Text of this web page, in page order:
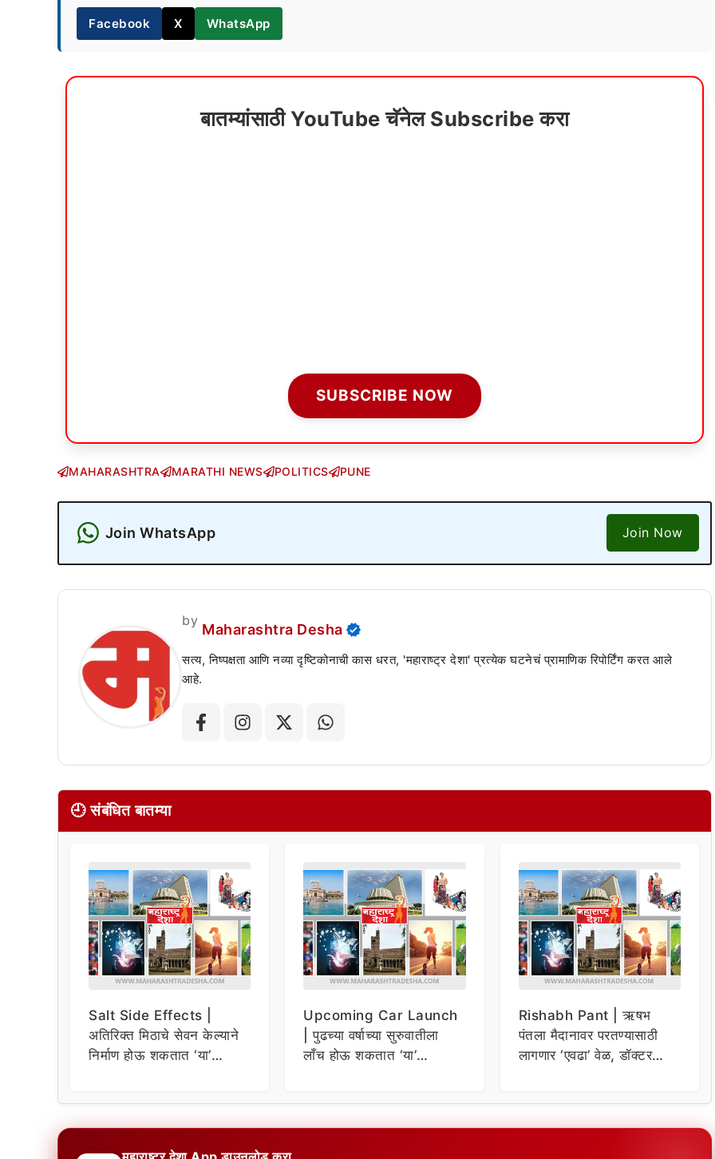
Facebook X WhatsApp
बातम्यांसाठी YouTube चॅनेल Subscribe करा
SUBSCRIBE NOW
MAHARASHTRA MARATHI NEWS POLITICS PUNE
Join WhatsApp Join Now
by
Maharashtra Desha
सत्य, निष्पक्षता आणि नव्या दृष्टिकोनाची कास धरत, 'महाराष्ट्र देशा' प्रत्येक घटनेचं प्रामाणिक रिपोर्टिंग करत आले
आहे.
🕘 संबंधित बातम्या
Salt Side Effects |
अतिरिक्त मिठाचे सेवन केल्याने
निर्माण होऊ शकतात ‘या’
Upcoming Car Launch
| पुढच्या वर्षाच्या सुरुवातीला
लाँच होऊ शकतात ‘या’
Rishabh Pant | ऋषभ
पंतला मैदानावर परतण्यासाठी
लागणार ‘एवढा’ वेळ, डॉक्टर